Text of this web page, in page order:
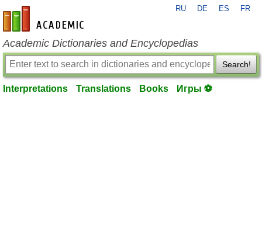
en-academic.com
RU DE ES FR
Academic Dictionaries and Encyclopedias
Search!
Interpretations Translations Books Игры ⚽